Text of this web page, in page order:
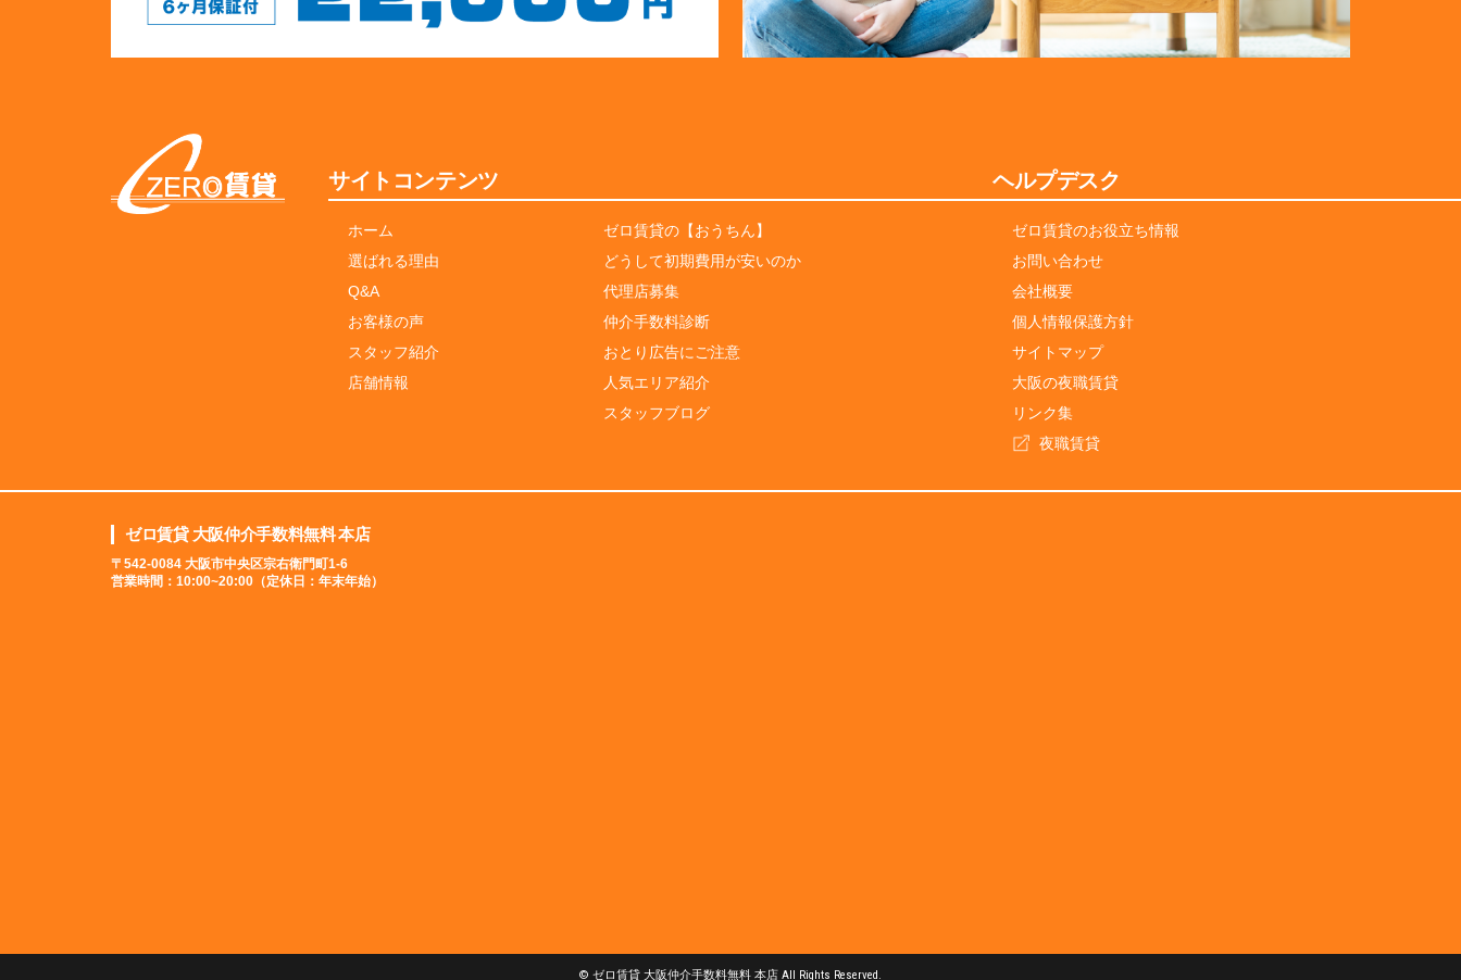
サイトコンテンツ
ホーム
選ばれる理由
Q&A
お客様の声
スタッフ紹介
店舗情報
ゼロ賃貸の【おうちん】
どうして初期費用が安いのか
代理店募集
仲介手数料診断
おとり広告にご注意
人気エリア紹介
スタッフブログ
ヘルプデスク
ゼロ賃貸のお役立ち情報
お問い合わせ
会社概要
個人情報保護方針
サイトマップ
大阪の夜職賃貸
リンク集
夜職賃貸
ゼロ賃貸 大阪仲介手数料無料 本店
〒542-0084 大阪市中央区宗右衛門町1-6
営業時間：10:00~20:00（定休日：年末年始）
© ゼロ賃貸 大阪仲介手数料無料 本店 All Rights Reserved.